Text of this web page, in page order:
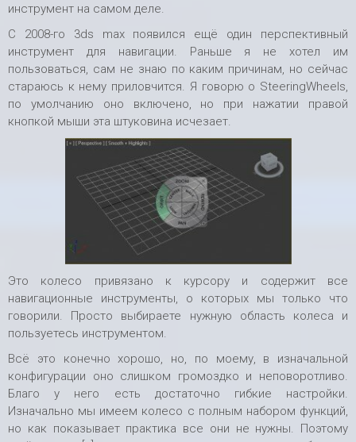
инструмент на самом деле.
С 2008-го 3ds max появился ещё один перспективный
инструмент для навигации. Раньше я не хотел им
пользоваться, сам не знаю по каким причинам, но сейчас
стараюсь к нему приловчится. Я говорю о SteeringWheels,
по умолчанию оно включено, но при нажатии правой
кнопкой мыши эта штуковина исчезает.
Это колесо привязано к курсору и содержит все
навигационные инструменты, о которых мы только что
говорили. Просто выбираете нужную область колеса и
пользуетесь инструментом.
Всё это конечно хорошо, но, по моему, в изначальной
конфигурации оно слишком громоздко и неповоротливо.
Благо у него есть достаточно гибкие настройки.
Изначально мы имеем колесо с полным набором функций,
но как показывает практика все они не нужны. Поэтому